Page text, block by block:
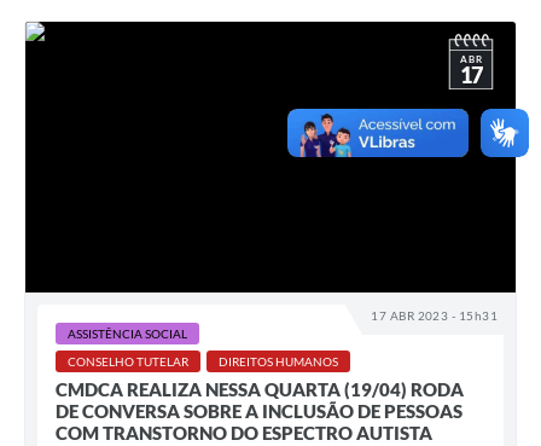
17 ABR 2023 - 15h31
ABR
17
ASSISTÊNCIA SOCIAL
CONSELHO TUTELAR
DIREITOS HUMANOS
CMDCA REALIZA NESSA QUARTA (19/04) RODA
DE CONVERSA SOBRE A INCLUSÃO DE PESSOAS
COM TRANSTORNO DO ESPECTRO AUTISTA